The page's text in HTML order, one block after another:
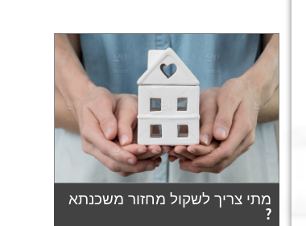
מתי צריך לשקול מחזור משכנתא
?